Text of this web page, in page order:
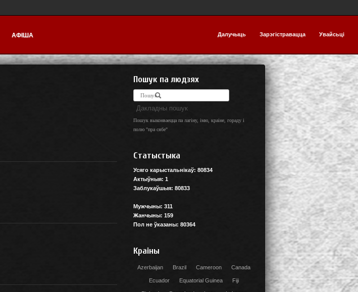
Далучыць Зарэгістравацца Увайсьці
АФІША
Пошук па людзях
Дакладны пошук
Пошук выконваецца па лагіну, імю, краіне, гораду і
полю "пра сябе"
Статыстыка
Усяго карыстальнікаў: 80834
Актыўныя: 1
Заблукаўшыя: 80833
Мужчыны: 311
Жанчыны: 159
Пол не ўказаны: 80364
Краіны
Azerbaijan Brazil Cameroon Canada
Ecuador Equatorial Guinea Fiji